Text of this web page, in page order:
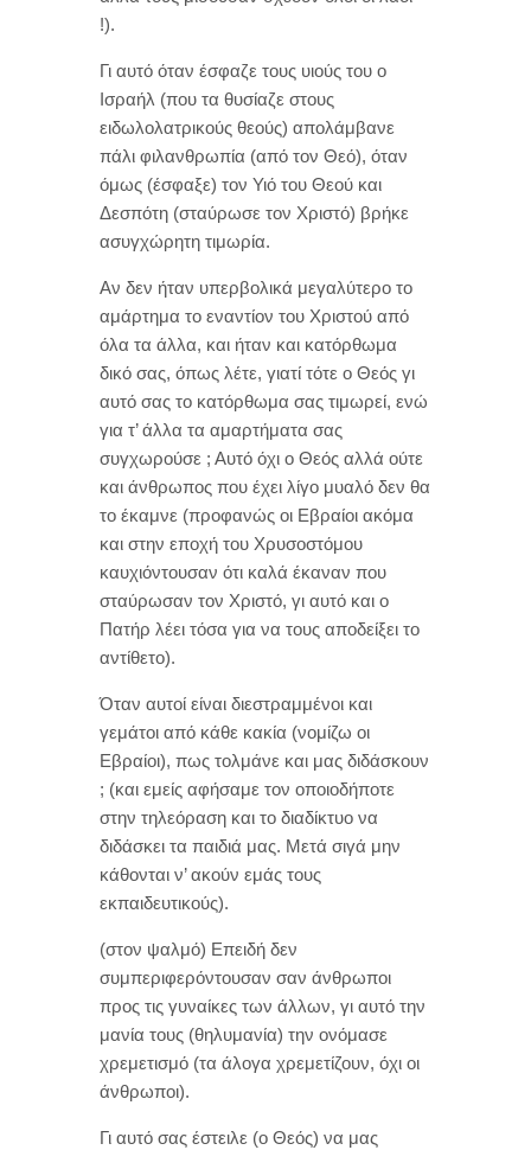
!).
Γι αυτό όταν έσφαζε τους υιούς του ο
Ισραήλ (που τα θυσίαζε στους
ειδωλολατρικούς θεούς) απολάμβανε
πάλι φιλανθρωπία (από τον Θεό), όταν
όμως (έσφαξε) τον Υιό του Θεού και
Δεσπότη (σταύρωσε τον Χριστό) βρήκε
ασυγχώρητη τιμωρία.
Αν δεν ήταν υπερβολικά μεγαλύτερο το
αμάρτημα το εναντίον του Χριστού από
όλα τα άλλα, και ήταν και κατόρθωμα
δικό σας, όπως λέτε, γιατί τότε ο Θεός γι
αυτό σας το κατόρθωμα σας τιμωρεί, ενώ
για τ’ άλλα τα αμαρτήματα σας
συγχωρούσε ; Αυτό όχι ο Θεός αλλά ούτε
και άνθρωπος που έχει λίγο μυαλό δεν θα
το έκαμνε (προφανώς οι Εβραίοι ακόμα
και στην εποχή του Χρυσοστόμου
καυχιόντουσαν ότι καλά έκαναν που
σταύρωσαν τον Χριστό, γι αυτό και ο
Πατήρ λέει τόσα για να τους αποδείξει το
αντίθετο).
Όταν αυτοί είναι διεστραμμένοι και
γεμάτοι από κάθε κακία (νομίζω οι
Εβραίοι), πως τολμάνε και μας διδάσκουν
; (και εμείς αφήσαμε τον οποιοδήποτε
στην τηλεόραση και το διαδίκτυο να
διδάσκει τα παιδιά μας. Μετά σιγά μην
κάθονται ν’ ακούν εμάς τους
εκπαιδευτικούς).
(στον ψαλμό) Επειδή δεν
συμπεριφερόντουσαν σαν άνθρωποι
προς τις γυναίκες των άλλων, γι αυτό την
μανία τους (θηλυμανία) την ονόμασε
χρεμετισμό (τα άλογα χρεμετίζουν, όχι οι
άνθρωποι).
Γι αυτό σας έστειλε (ο Θεός) να μας